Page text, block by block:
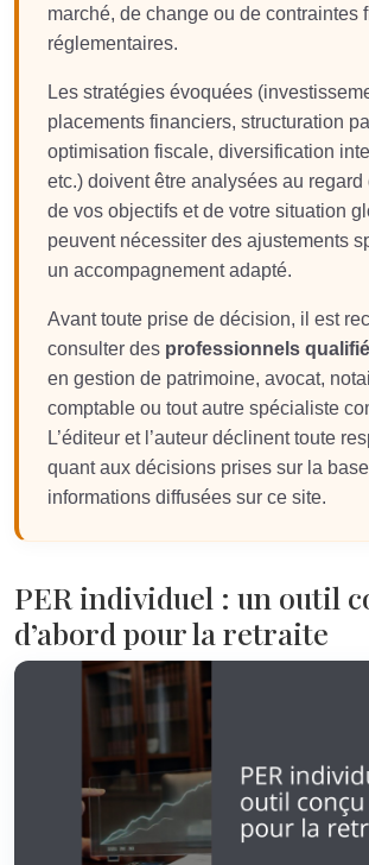
marché, de change ou de contraintes
réglementaires.
Les stratégies évoquées
placements financiers, structuration
optimisation fiscale, diversification
etc.) doivent être analysées au regard
de vos objectifs et de votre situation
peuvent nécessiter des ajustements
un accompagnement adapté.
Avant toute prise de décision, il est
consulter des professionnels
en gestion de patrimoine, avocat,
comptable ou tout autre spécialiste
L’éditeur et l’auteur déclinent toute
quant aux décisions prises sur la
informations diffusées sur ce site.
PER individuel : un outil
d’abord pour la retraite